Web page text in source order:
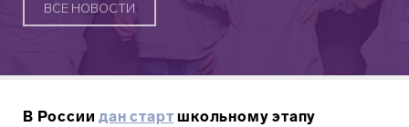
ВСЕ НОВОСТИ
В Россиидан старт школьному этапу